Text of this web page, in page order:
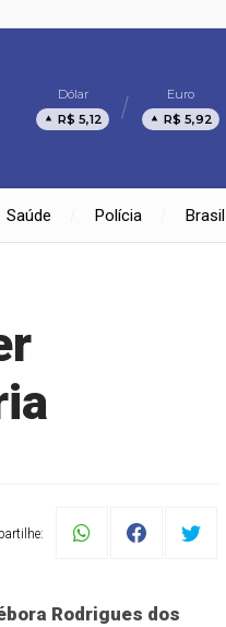
Dólar
R$ 5,12
Euro
R$ 5,92
Saúde Polícia Brasil
Rodrigues dos